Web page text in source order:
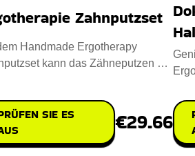
Zahnputzset
Handmade Ergotherapy
kann das Zähneputzen zu
SIE ES
€29.66